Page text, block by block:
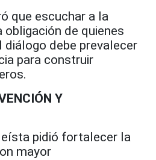
que escuchar a la
obligación de quienes
diálogo debe prevalecer
para construir
Y
pidió fortalecer la
mayor